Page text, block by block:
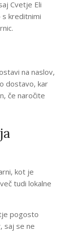
Cvetje Eli
s kreditnimi
na naslov,
dostavo, kar
če naročite
kot je
tudi lokalne
pogosto
saj se ne